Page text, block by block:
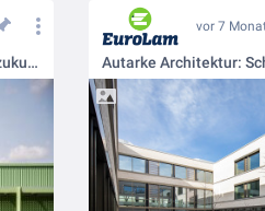
🏫 EuroLam Lamellenfenster prägen zukunftsweisenden Schulbau in Weimar
vor 7